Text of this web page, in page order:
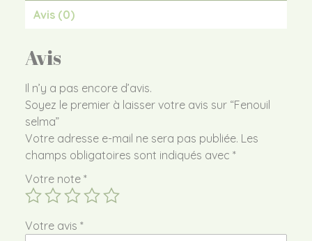
Avis (0)
Avis
Il n’y a pas encore d’avis.
Soyez le premier à laisser votre avis sur “Fenouil
selma”
Votre adresse e-mail ne sera pas publiée. Les
champs obligatoires sont indiqués avec *
Votre note *
Votre avis *